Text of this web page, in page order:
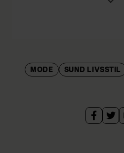
på funktionel
Ninnikjaer.dk,
sin viden om
MODE SUND LIVSSTIL